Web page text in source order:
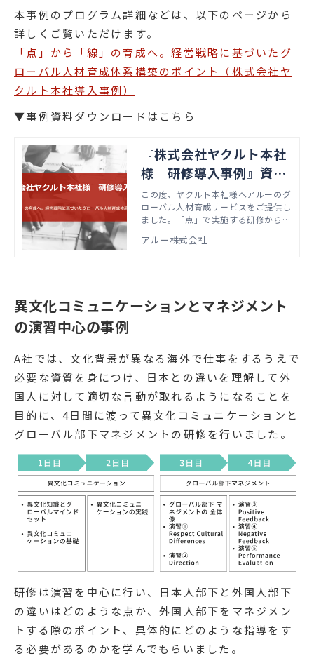
本事例のプログラム詳細などは、以下のページから
詳しくご覧いただけます。
「点」から「線」の育成へ。経営戦略に基づいたグ
ローバル人材育成体系構築のポイント（株式会社ヤ
クルト本社導入事例）
▼事例資料ダウンロードはこちら
『株式会社ヤクルト本社
様 研修導入事例』資料
ダウンローページ
この度、ヤクルト本社様へアルーのグ
ローバル人材育成サービスをご提供し
ました。「点」で実施する研修から脱
につなげた事例資料をダウンロードい
アルー株式会社
異文化コミュニケーションとマネジメント
の演習中心の事例
A社では、文化背景が異なる海外で仕事をするうえで
必要な資質を身につけ、日本との違いを理解して外
国人に対して適切な言動が取れるようになることを
目的に、4日間に渡って異文化コミュニケーションと
グローバル部下マネジメントの研修を行いました。
研修は演習を中心に行い、日本人部下と外国人部下
の違いはどのような点か、外国人部下をマネジメン
トする際のポイント、具体的にどのような指導をす
る必要があるのかを学んでもらいました。